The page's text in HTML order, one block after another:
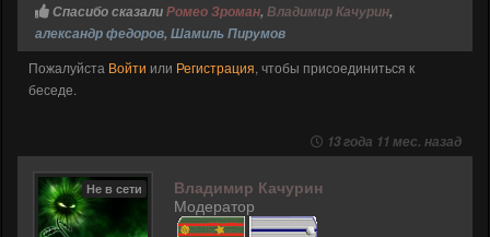
Спасибо сказалиРомео Зроман, Владимир Качурин,
александр федоров, Шамиль Пирумов
Пожалуйста Войти или Регистрация, чтобы присоединиться к
беседе.
13 года 11 мес. назад
Не в сети
Владимир Качурин
Модератор